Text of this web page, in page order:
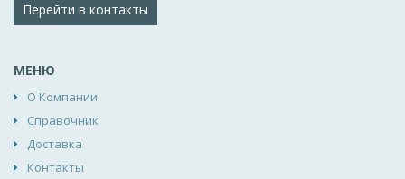
Перейти в контакты
МЕНЮ
О Компании
Справочник
Доставка
Контакты